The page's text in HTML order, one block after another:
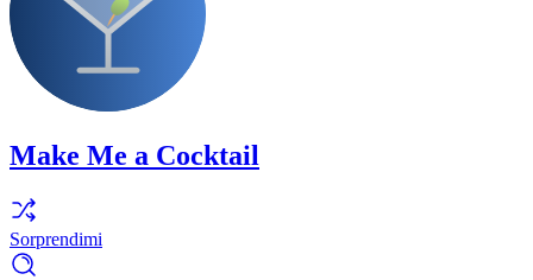
Make Me a Cocktail
Sorprendimi